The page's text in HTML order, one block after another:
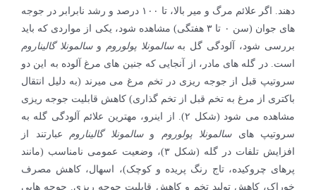
دهند. اگر علائم مرگ و میر بالا، تا ۱۰۰ درصد و رشد نابرابر در جوجه
های جوان (سن ۰ تا ۳ هفتگی) مشاهده شود، یکی از مواردی که باید
بررسی شود، آلودگی گل بهسالمونلا پولوروم وسالمونلا گالیناروم
است. در گله های مادر، از آنجایی که جنین های مرغ آلوده به این دو
سروتیپ قبل از جوجه ریزی در تخم مرغ می میرند (به دلیل انتقال
باکتری از مرغ به تخم قبل از تخم گذاری) کاهش قابلیت جوجه ریزی
مشاهده می شود (شکل ۲). از اینرو، مهترین علائم آلودگی گله به
سروتیپ های سالمونلا پولوروم وسالمونلا گالیناروم عبارتند از
افزایش تلفات در گله (شکل ۳)، وضعیت عمومی نامناسب (مانند
پرهای چروکیده، تاج رنگ پریده و کوچک)، اسهال، کاهش مصرف
خوراک، کاهش تولید تخم و کاهش قابلیت جوجه ریزی. جوجه هایی